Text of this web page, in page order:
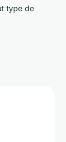
type de